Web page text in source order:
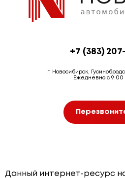
+7 (383)
г. Новосибирск,
Ежедневно с 9:00
Данный интернет-ресурс